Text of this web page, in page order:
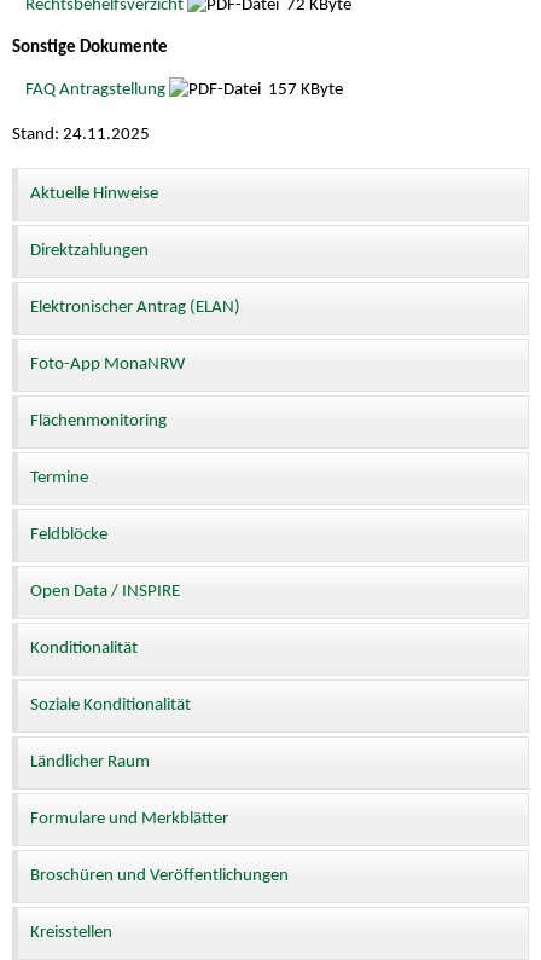
Rechtsbehelfsverzicht 72 KByte
Sonstige Dokumente
FAQ Antragstellung 157 KByte
Stand: 24.11.2025
Aktuelle Hinweise
Direktzahlungen
Elektronischer Antrag (ELAN)
Foto-App MonaNRW
Flächenmonitoring
Termine
Feldblöcke
Open Data / INSPIRE
Konditionalität
Soziale Konditionalität
Ländlicher Raum
Formulare und Merkblätter
Broschüren und Veröffentlichungen
Kreisstellen